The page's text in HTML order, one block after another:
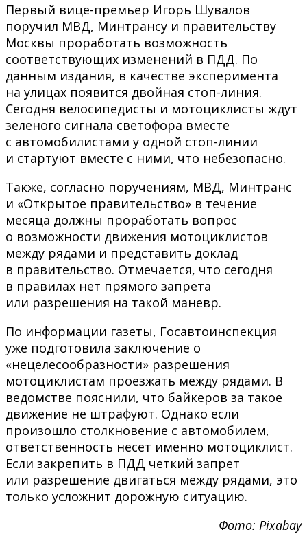
Первый вице-премьер Игорь Шувалов
поручил МВД, Минтрансу и правительству
Москвы проработать возможность
соответствующих изменений в ПДД. По
данным издания, в качестве эксперимента
на улицах появится двойная стоп-линия.
Сегодня велосипедисты и мотоциклисты ждут
зеленого сигнала светофора вместе
с автомобилистами у одной стоп-линии
и стартуют вместе с ними, что небезопасно.
Также, согласно поручениям, МВД, Минтранс
и «Открытое правительство» в течение
месяца должны проработать вопрос
о возможности движения мотоциклистов
между рядами и представить доклад
в правительство. Отмечается, что сегодня
в правилах нет прямого запрета
или разрешения на такой маневр.
По информации газеты, Госавтоинспекция
уже подготовила заключение о
«нецелесообразности» разрешения
мотоциклистам проезжать между рядами. В
ведомстве пояснили, что байкеров за такое
движение не штрафуют. Однако если
произошло столкновение с автомобилем,
ответственность несет именно мотоциклист.
Если закрепить в ПДД четкий запрет
или разрешение двигаться между рядами, это
только усложнит дорожную ситуацию.
Фото: Pixabay